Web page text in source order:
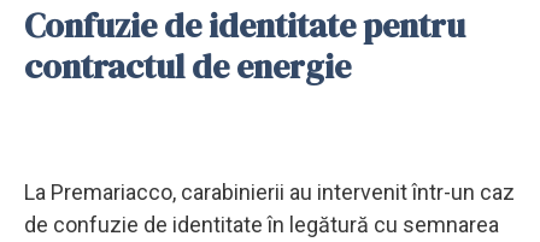
Confuzie de identitate pentru
contractul de energie
La Premariacco, carabinierii au intervenit într-un caz
de confuzie de identitate în legătură cu semnarea